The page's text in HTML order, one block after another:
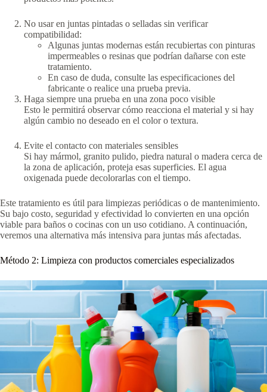
No usar en juntas pintadas o selladas sin verificar
compatibilidad:
Algunas juntas modernas están recubiertas con pinturas
impermeables o resinas que podrían dañarse con este
tratamiento.
En caso de duda, consulte las especificaciones del
fabricante o realice una prueba previa.
Haga siempre una prueba en una zona poco visible
Esto le permitirá observar cómo reacciona el material y si hay
algún cambio no deseado en el color o textura.
Evite el contacto con materiales sensibles
Si hay mármol, granito pulido, piedra natural o madera cerca de
la zona de aplicación, proteja esas superficies. El agua
oxigenada puede decolorarlas con el tiempo.
Este tratamiento es útil para limpiezas periódicas o de mantenimiento.
Su bajo costo, seguridad y efectividad lo convierten en una opción
viable para baños o cocinas con un uso cotidiano. A continuación,
veremos una alternativa más intensiva para juntas más afectadas.
Método 2: Limpieza con productos comerciales especializados